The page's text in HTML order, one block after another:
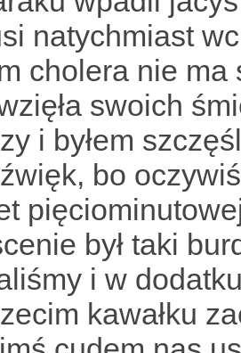
natychmiast
cholera nie
swoich
i byłem
bo
był taki
i w
kawałku